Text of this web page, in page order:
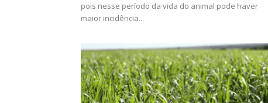
pois nesse período da vida do animal pode haver
maior incidência...